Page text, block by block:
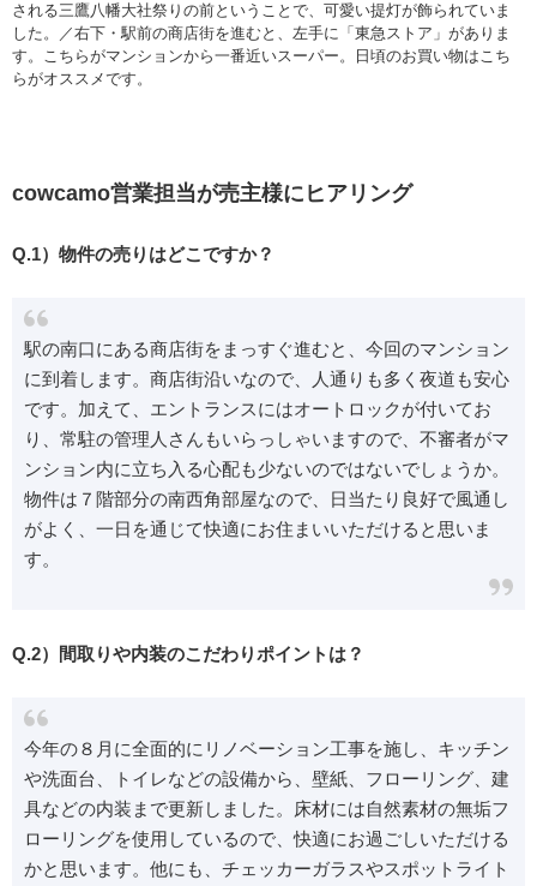
される三鷹八幡大社祭りの前ということで、可愛い提灯が飾られていま
した。／右下・駅前の商店街を進むと、左手に「東急ストア」がありま
す。こちらがマンションから一番近いスーパー。日頃のお買い物はこち
らがオススメです。
cowcamo営業担当が売主様にヒアリング
Q.1）物件の売りはどこですか？
駅の南口にある商店街をまっすぐ進むと、今回のマンション
に到着します。商店街沿いなので、人通りも多く夜道も安心
です。加えて、エントランスにはオートロックが付いてお
り、常駐の管理人さんもいらっしゃいますので、不審者がマ
ンション内に立ち入る心配も少ないのではないでしょうか。
物件は７階部分の南西角部屋なので、日当たり良好で風通し
がよく、一日を通じて快適にお住まいいただけると思いま
す。
Q.2）間取りや内装のこだわりポイントは？
今年の８月に全面的にリノベーション工事を施し、キッチン
や洗面台、トイレなどの設備から、壁紙、フローリング、建
具などの内装まで更新しました。床材には自然素材の無垢フ
ローリングを使用しているので、快適にお過ごしいただける
かと思います。他にも、チェッカーガラスやスポットライト